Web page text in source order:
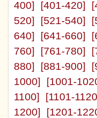
400]
[401-420]
520]
[521-540]
640]
[641-660]
760]
[761-780]
880]
[881-900]
1000]
[1001-
1100]
[1101-
1200]
[1201-